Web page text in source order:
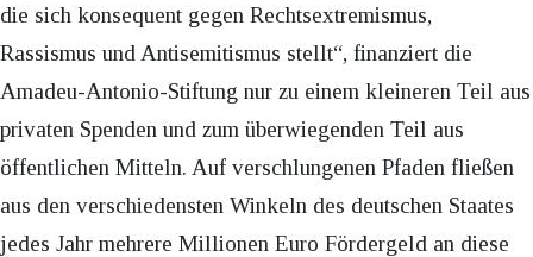
die sich konsequent gegen Rechtsextremismus,
Rassismus und Antisemitismus stellt“, finanziert die
Amadeu-Antonio-Stiftung nur zu einem kleineren Teil aus
privaten Spenden und zum überwiegenden Teil aus
öffentlichen Mitteln. Auf verschlungenen Pfaden fließen
aus den verschiedensten Winkeln des deutschen Staates
jedes Jahr mehrere Millionen Euro Fördergeld an diese